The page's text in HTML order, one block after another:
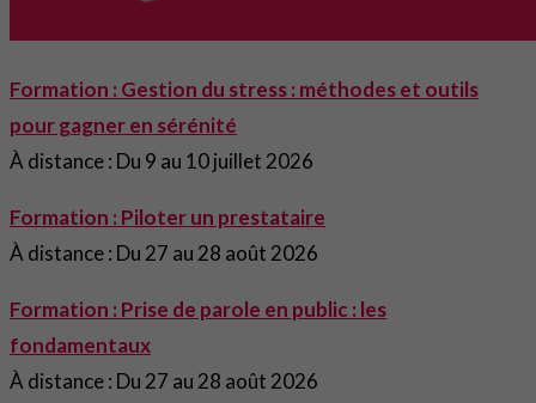
Formation : Gestion du stress : méthodes et outils
pour gagner en sérénité
À distance : Du 9 au 10 juillet 2026
Formation : Piloter un prestataire
À distance : Du 27 au 28 août 2026
Formation : Prise de parole en public : les
fondamentaux
À distance : Du 27 au 28 août 2026